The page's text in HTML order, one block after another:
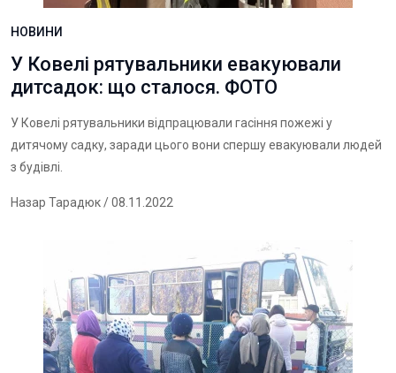
НОВИНИ
У Ковелі рятувальники евакуювали
дитсадок: що сталося. ФОТО
У Ковелі рятувальники відпрацювали гасіння пожежі у
дитячому садку, заради цього вони спершу евакуювали людей
з будівлі.
Назар Тарадюк/ 08.11.2022